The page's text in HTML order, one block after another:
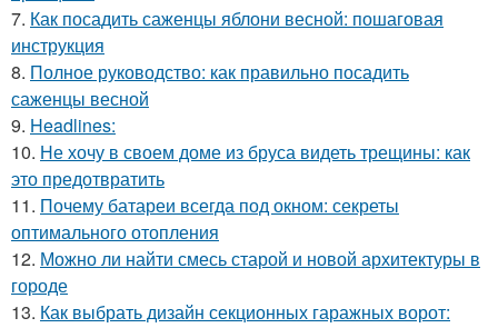
7. Как посадить саженцы яблони весной: пошаговая
инструкция
8. Полное руководство: как правильно посадить
саженцы весной
9. Headlines:
10. Не хочу в своем доме из бруса видеть трещины: как
это предотвратить
11. Почему батареи всегда под окном: секреты
оптимального отопления
12. Можно ли найти смесь старой и новой архитектуры в
городе
13. Как выбрать дизайн секционных гаражных ворот: